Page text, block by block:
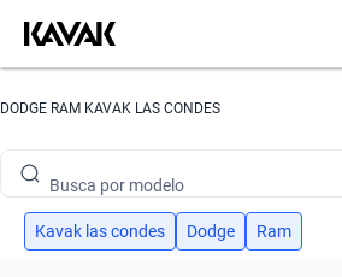
DODGE RAM KAVAK LAS CONDES
Busca por versión
Kavak las condes Dodge Ram